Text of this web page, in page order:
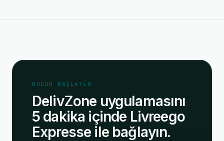
BUGÜN BAŞLAYIN
DelivZone uygulamasını
5 dakika içinde Livreego
Expresse ile bağlayın.